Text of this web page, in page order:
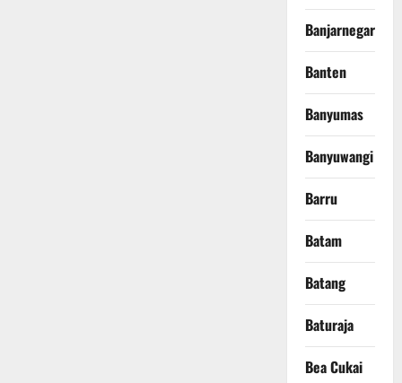
Banjarnegara
Banten
Banyumas
Banyuwangi
Barru
Batam
Batang
Baturaja
Bea Cukai